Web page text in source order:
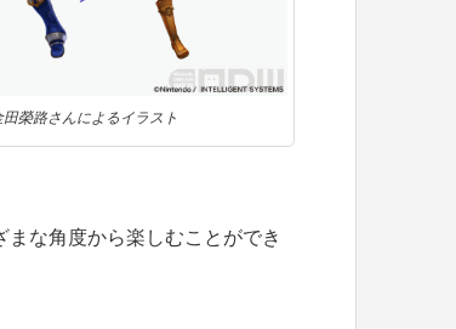
⽥榮路さんによるイラスト
な角度から楽しむことができ